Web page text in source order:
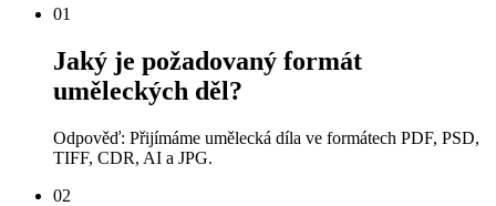
01
Jaký je požadovaný formát
uměleckých děl?
Odpověď: Přijímáme umělecká díla ve formátech PDF, PSD,
TIFF, CDR, AI a JPG.
02